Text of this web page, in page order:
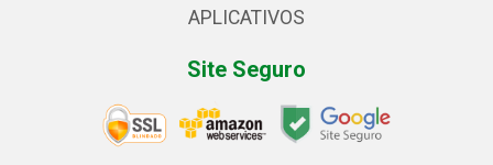
APLICATIVOS
Site Seguro